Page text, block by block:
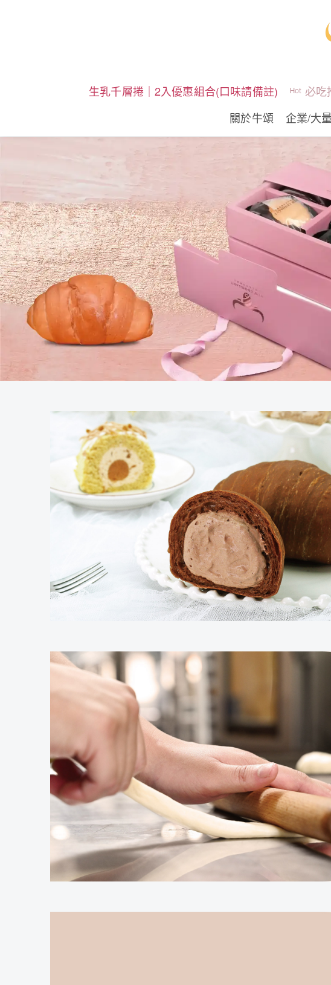
生乳千層捲｜2入優惠組合(口味請備註) ᴴᵒᵗ 必
關於牛頌
企業/大